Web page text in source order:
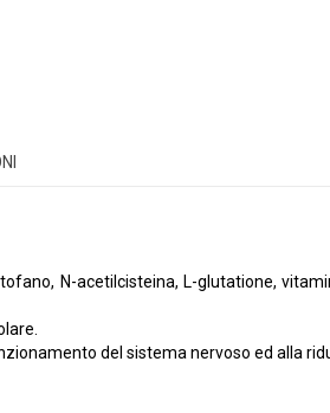
N-acetilcisteina, L-glutatione,
del sistema nervoso ed alla